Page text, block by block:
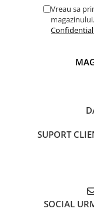
Vreau sa
SUPORT
SOCIAL